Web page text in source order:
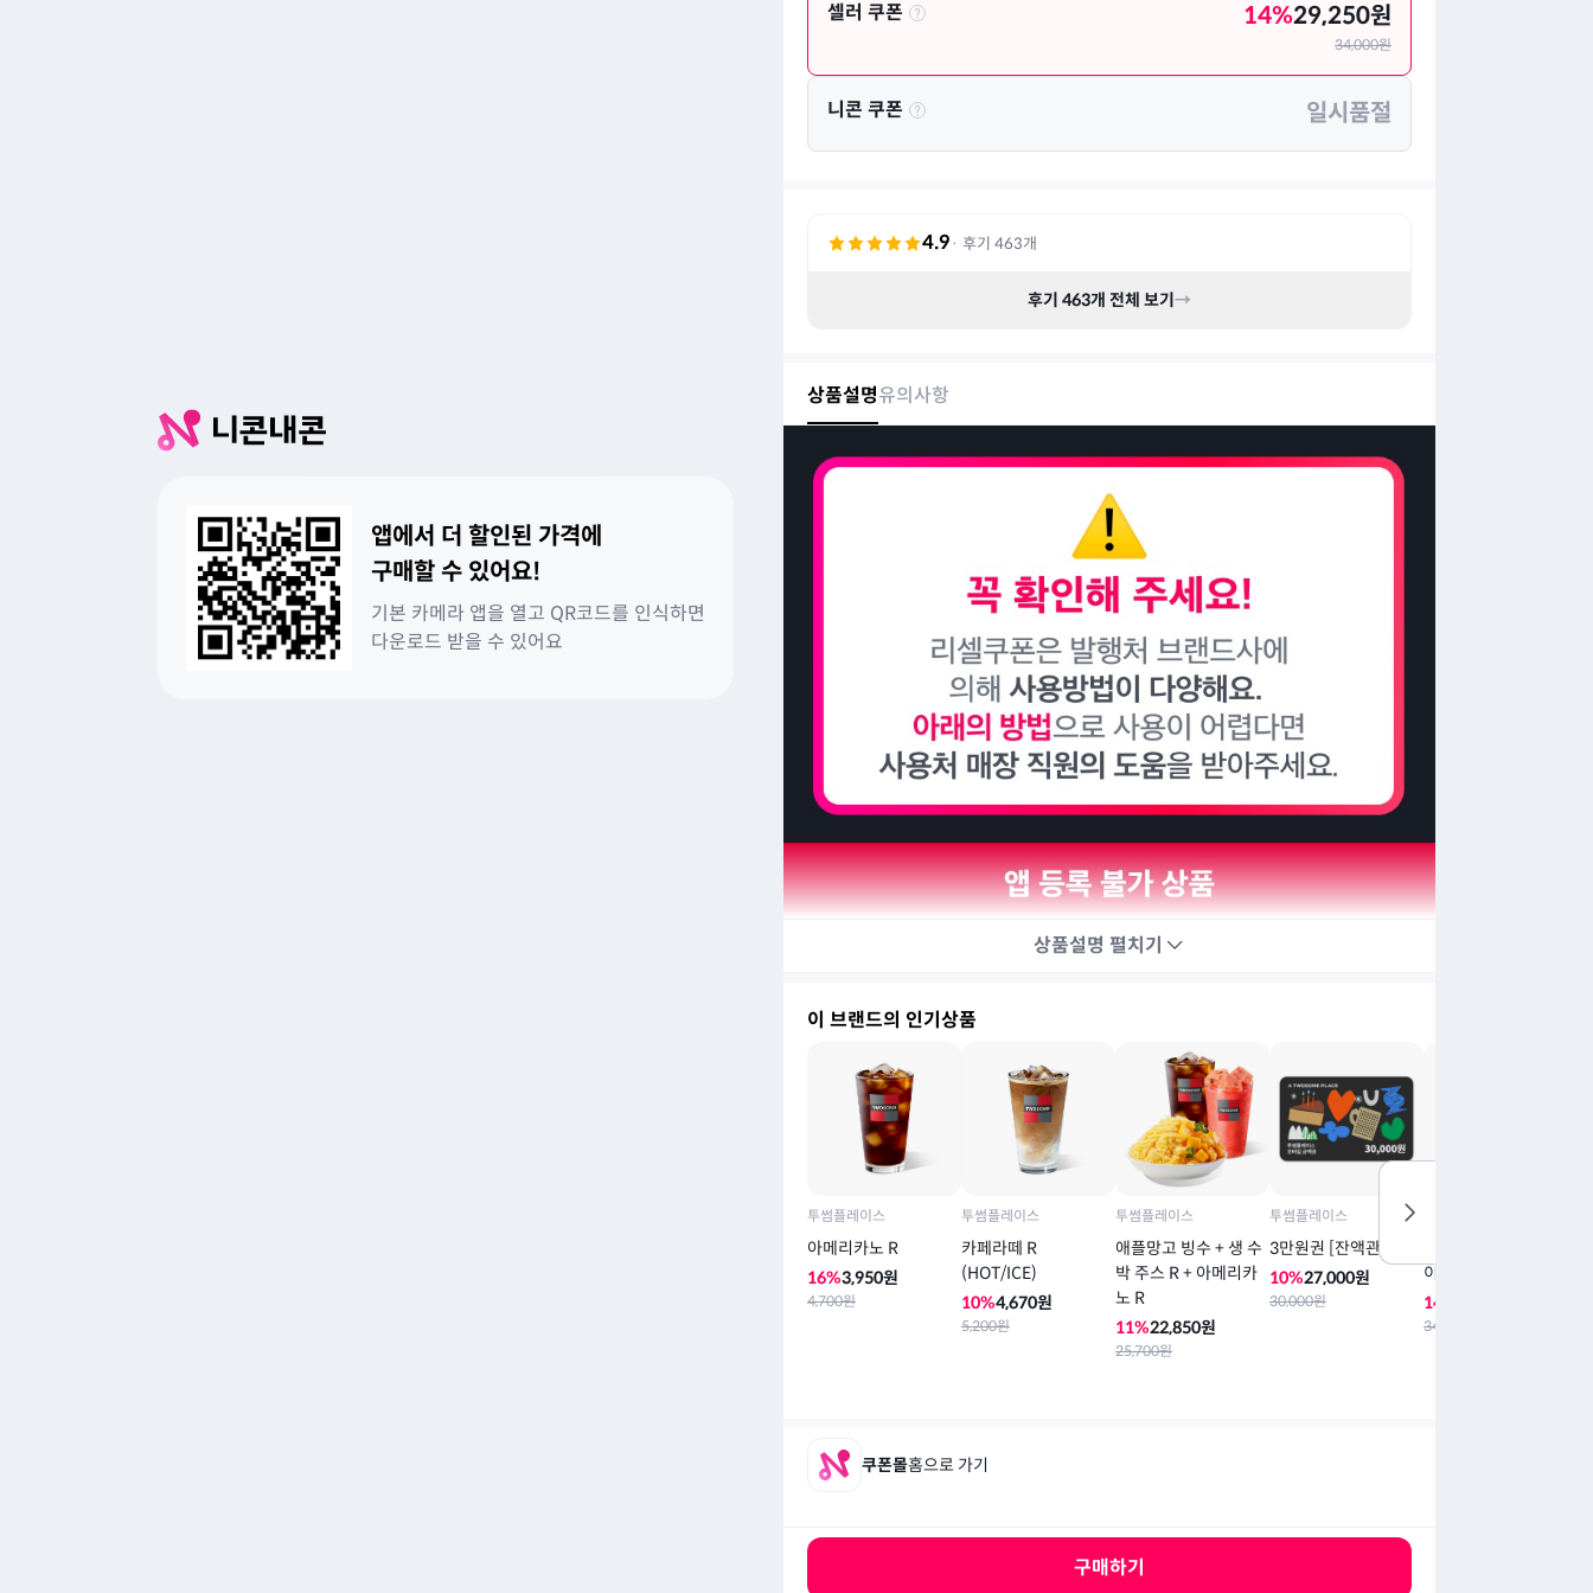
앱에서 더 할인된 가격에
구매할 수 있어요!
기본 카메라 앱을 열고 QR코드를 인식하면
다운로드 받을 수 있어요
셀러 쿠폰 14%29,250원
34,000원
니콘 쿠폰 일시품절
4.9· 후기 463개
후기 463개 전체 보기→
상품설명유의사항
상품설명 펼치기
이 브랜드의 인기상품
투썸플레이스
아메리카노 R
16%3,950원
4,700원
투썸플레이스
카페라떼 R
(HOT/ICE)
10%4,670원
5,200원
투썸플레이스
애플망고 빙수 + 생 수
박 주스 R + 아메리카
노 R
11%22,850원
25,700원
투썸플레이스
3만원권 [잔액관리형]
10%27,000원
30,000원
이크
14
34,000
쿠폰몰홈으로 가기
구매하기